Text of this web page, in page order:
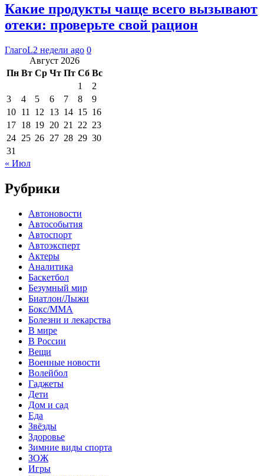
Какие продукты чаще всего вызывают
отеки: проверьте свой рацион
ГлагоL2 недели ago 0
Август 2026
Пн Вт Ср Чт Пт Сб Вс
1
2
3
4 5 6 7 8
9
10 11 12 13 14 15 16
17 18 19 20 21 22 23
24 25 26 27 28 29 30
31
« Июл
Рубрики
Автоновости
Автособытия
Автоспорт
Автоэксперт
Актеры
Аналитика
Баскетбол
Безумный мир
Биатлон/Лыжи
Бокс/MMA
Болезни и лекарства
В мире
В России
Вещи
Военные новости
Волейбол
Гаджеты
Дети
Дом и сад
Еда
Звёзды
Здоровье
Зимние виды спорта
ЗОЖ
Игры